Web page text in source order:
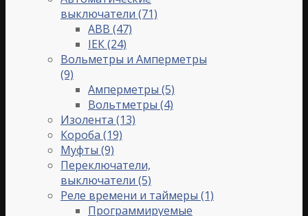
выключатели (71)
ABB (47)
IЕК(24)
Вольметры и Амперметры
(9)
Амперметры (5)
Вольтметры (4)
Изолента (13)
Короба (19)
Муфты (9)
Переключатели,
выключатели (5)
Реле времени и таймеры (1)
Программируемые